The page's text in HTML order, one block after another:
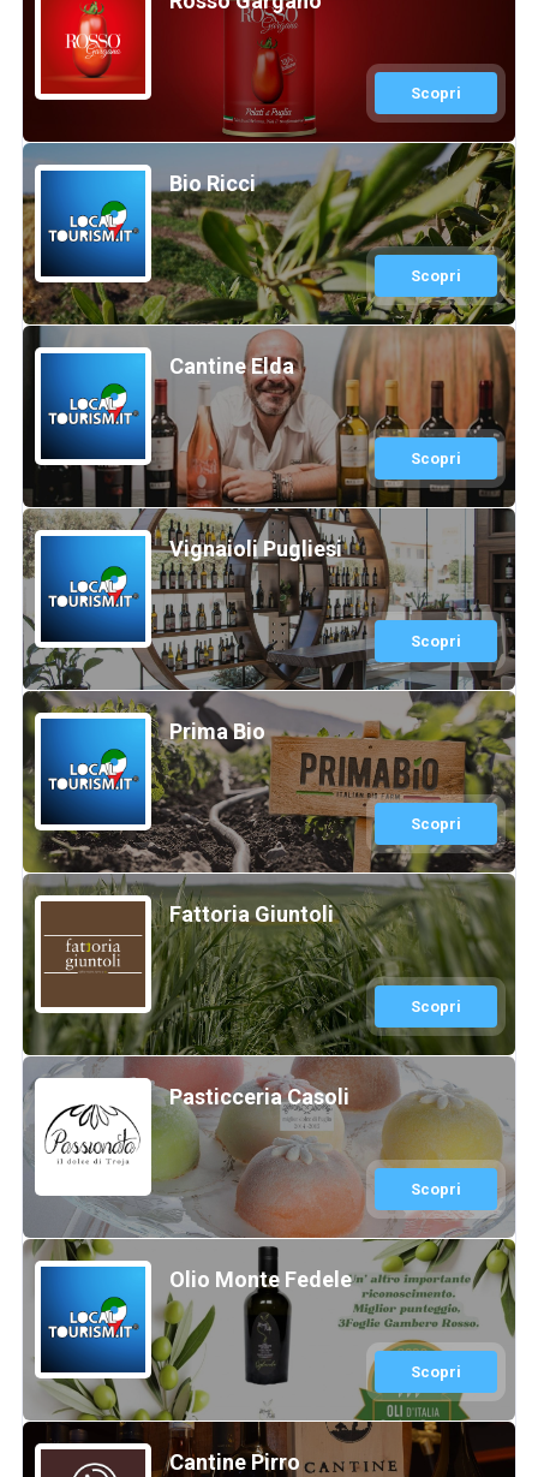
Scopri
Bio Ricci
Scopri
Cantine Elda
Scopri
Vignaioli Pugliesi
Scopri
Prima Bio
Scopri
Fattoria Giuntoli
Scopri
Pasticceria Casoli
Scopri
Olio Monte Fedele
Scopri
Cantine Pirro